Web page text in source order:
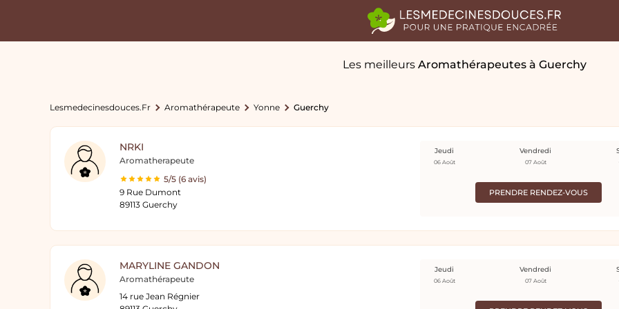
Les meilleurs Aromathérapeutes à Guerchy
Lesmedecinesdouces.fr Aromathérapeute Yonne Guerchy
NRKI
Aromatherapeute
5/5 (6 avis)
9 Rue Dumont
89113 Guerchy
PRENDRE RENDEZ-VOUS
Jeudi
06 Août
Vendredi
07 Août
MARYLINE GANDON
Aromathérapeute
14 rue Jean Régnier
Jeudi
06 Août
Vendredi
07 Août